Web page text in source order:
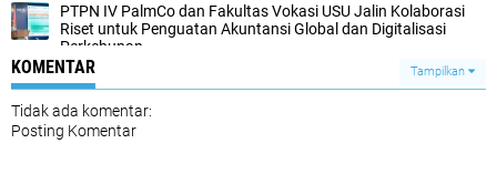
PTPN IV PalmCo dan Fakultas Vokasi USU Jalin Kolaborasi
Riset untuk Penguatan Akuntansi Global dan Digitalisasi
Perkebunan
KOMENTAR Tampilkan
Tidak ada komentar:
Posting Komentar